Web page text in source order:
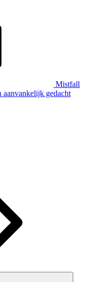
Mistfall
aanvankelijk gedacht